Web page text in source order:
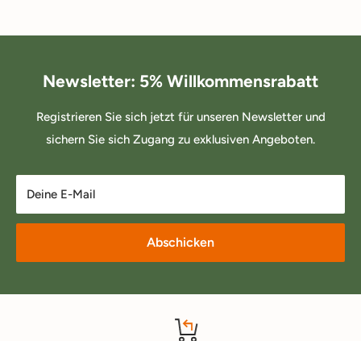
Newsletter: 5% Willkommensrabatt
Registrieren Sie sich jetzt für unseren Newsletter und
sichern Sie sich Zugang zu exklusiven Angeboten.
Deine E-Mail
Abschicken